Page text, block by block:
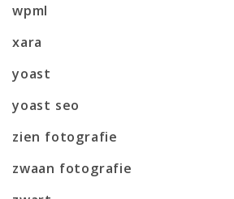
wpml
xara
yoast
yoast seo
zien fotografie
zwaan fotografie